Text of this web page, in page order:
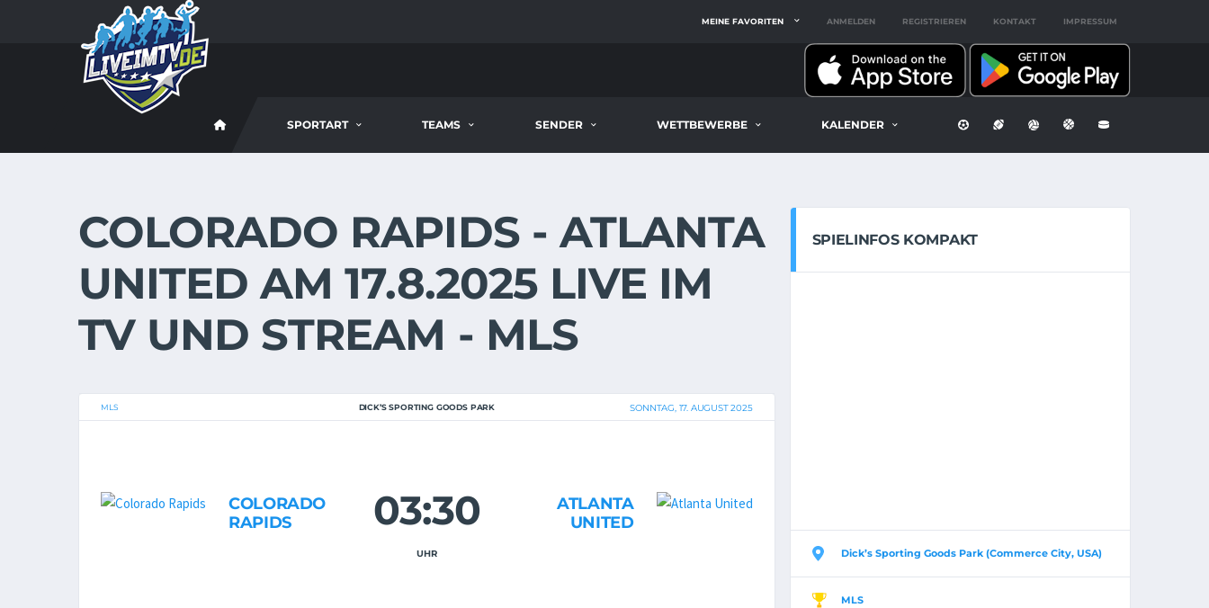
MEINE FAVORITEN ANMELDEN REGISTRIEREN KONTAKT IMPRESSUM
SPORTART TEAMS SENDER WETTBEWERBE KALENDER
COLORADO RAPIDS - ATLANTA
UNITED AM 17.8.2025 LIVE IM
TV UND STREAM - MLS
MLS DICK’S SPORTING GOODS PARK SONNTAG, 17. AUGUST 2025
COLORADO
RAPIDS
03:30
UHR
ATLANTA
UNITED
SPIELINFOS KOMPAKT
Dick’s Sporting Goods Park (Commerce City, USA)
MLS